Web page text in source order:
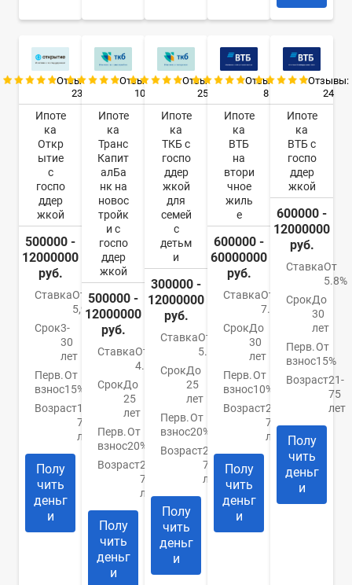
Отзывы:
23
Ипоте
ка
Откр
ытие
с
госпо
ддер
жкой
500000 -
12000000
руб.
СтавкаОт
5,99%
Срок3-
30
лет
Перв.
взнос
От
15%
Возраст18-
70
лет
Полу
чить
деньг
и
Отзывы:
10
Ипоте
ка
Транс
Капит
алБа
нк на
новос
тройк
и с
госпо
ддер
жкой
500000 -
12000000
руб.
СтавкаОт
4.84%
СрокДо
25
лет
Перв.
взнос
От
20%
Возраст20-
75
лет
Полу
чить
деньг
и
Отзывы:
25
Ипоте
ка
ТКБ с
госпо
ддер
жкой
для
семей
с
детьм
и
300000 -
12000000
руб.
СтавкаОт
5.9%
СрокДо
25
лет
Перв.
взнос
От
20%
Возраст20-
75
лет
Полу
чить
деньг
и
Отзывы:
8
Ипоте
ка
ВТБ
на
втори
чное
жиль
е
600000 -
60000000
руб.
СтавкаОт
7.4%
СрокДо
30
лет
Перв.
взнос
От
10%
Возраст21-
75
лет
Полу
чить
деньг
и
Отзывы:
24
Ипоте
ка
ВТБ с
госпо
ддер
жкой
600000 -
12000000
руб.
СтавкаОт
5.8%
СрокДо
30
лет
Перв.
взнос
От
15%
Возраст21-
75
лет
Полу
чить
деньг
и